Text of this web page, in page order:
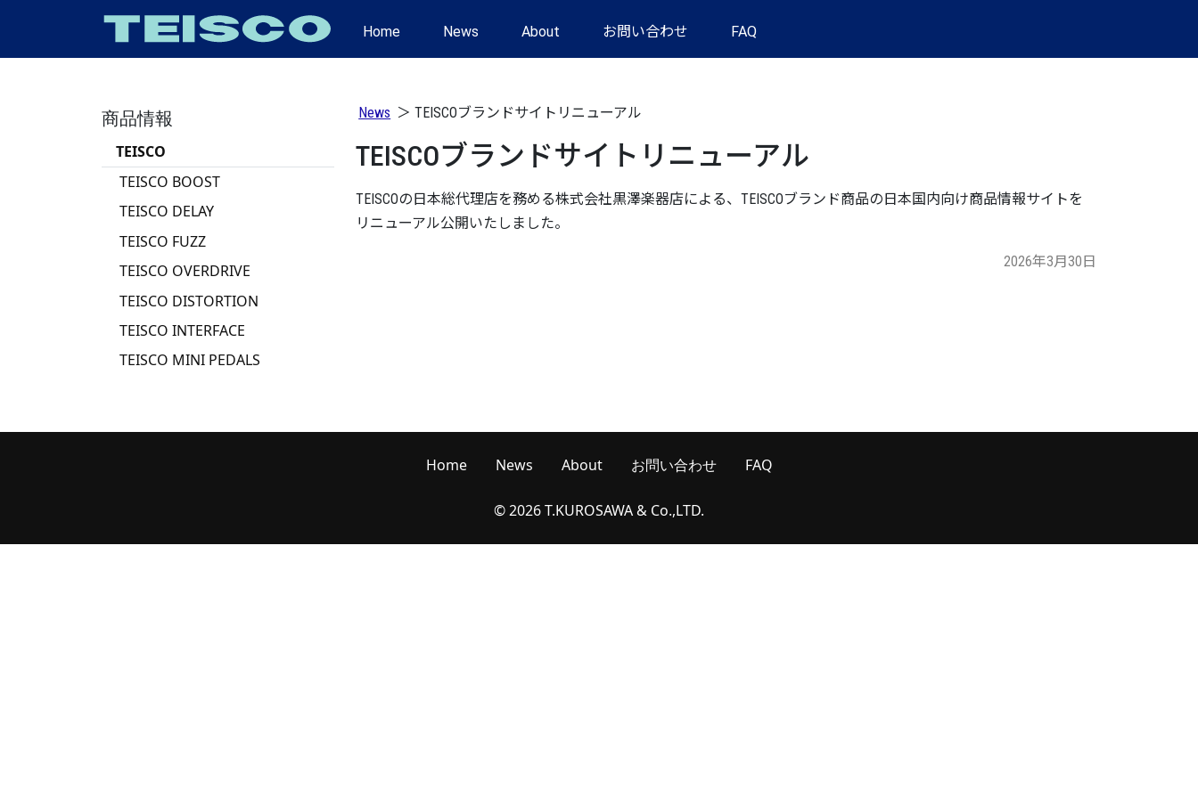
Home News About お問い合わせ FAQ
News ＞TEISCOブランドサイトリニューアル
TEISCOブランドサイトリニューアル
TEISCOの日本総代理店を務める株式会社黒澤楽器店による、TEISCOブランド商品の日本国内向け商品情報サイトを
リニューアル公開いたしました。
2026年3月30日
商品情報
TEISCO
TEISCO BOOST
TEISCO DELAY
TEISCO FUZZ
TEISCO OVERDRIVE
TEISCO DISTORTION
TEISCO INTERFACE
TEISCO MINI PEDALS
Home News About お問い合わせ FAQ
© 2026 T.KUROSAWA & Co.,LTD.